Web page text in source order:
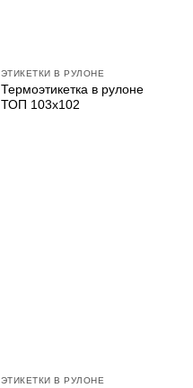
ЭТИКЕТКИ В РУЛОНЕ
Термоэтикетка в рулоне
ТОП 103х102
ЭТИКЕТКИ В РУЛОНЕ